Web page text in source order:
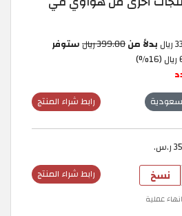
بدلاً من399.00 ريال
ستوفر
رابط شراء المنتج
رابط شراء المنتج نسخ
عملية